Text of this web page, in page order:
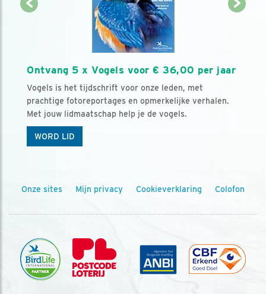
Ontvang 5 x Vogels voor € 36,00 per jaar
Vogels is het tijdschrift voor onze leden, met
prachtige fotoreportages en opmerkelijke verhalen.
Met jouw lidmaatschap help je de vogels.
WORD LID
Onze sites Mijn privacy Cookieverklaring Colofon